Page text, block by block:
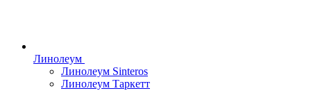
Линолеум
Линолеум Sinteros
Линолеум Таркетт